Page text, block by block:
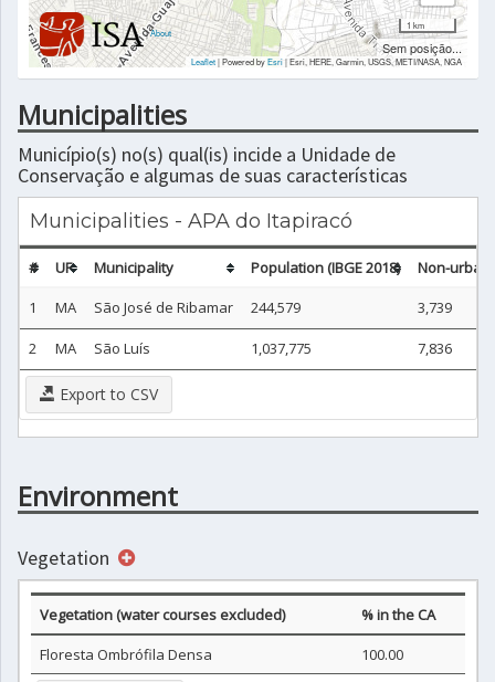
|About
1 km
Sem posição...
Leaflet| Powered byEsri|Esri, HERE, Garmin, USGS, METI/NASA, NGA
Municipalities
Município(s) no(s) qual(is) incide a Unidade de
Conservação e algumas de suas características
Municipalities - APA do Itapiracó
# UF Municipality Population (IBGE 2018)
Non-urban
1
MA São José de Ribamar 244,579 3,739
2 MA São Luís 1,037,775 7,836
Export to CSV
Environment
Vegetation
Vegetation (water courses excluded)
% in the CA
Floresta Ombrófila Densa
100.00